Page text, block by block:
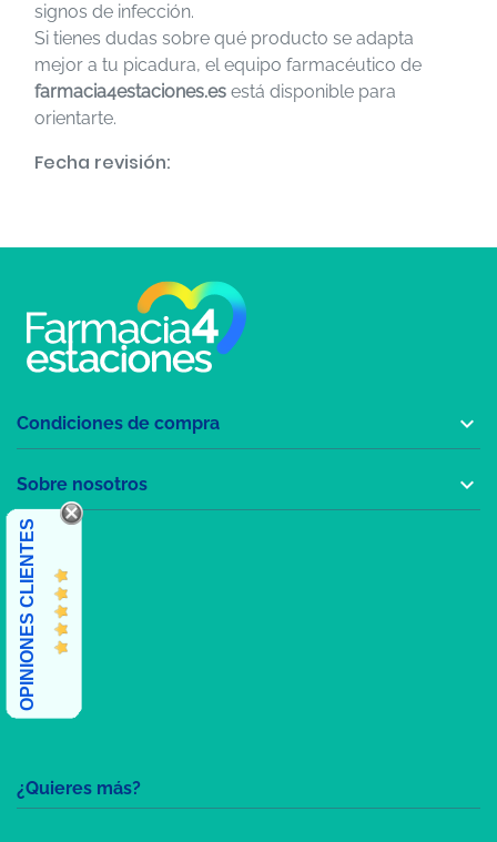
signos de infección.
Si tienes dudas sobre qué producto se adapta
mejor a tu picadura, el equipo farmacéutico de
farmacia4estaciones.es está disponible para
orientarte.
Fecha revisión:
¿Quieres más?
Condiciones de compra 
Sobre nosotros 
OPINIONES CLIENTES